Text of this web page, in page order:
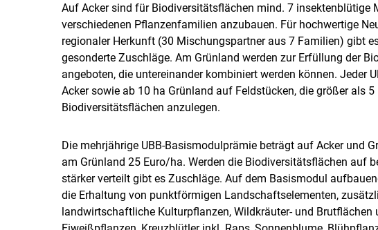
Auf Acker sind für Biodiversitätsflächen mind. 7 insektenblütige
verschiedenen Pflanzenfamilien anzubauen. Für hochwertige
regionaler Herkunft (30 Mischungspartner aus 7 Familien) gibt
gesonderte Zuschläge. Am Grünland werden zur Erfüllung der
angeboten, die untereinander kombiniert werden können. Jeder
Acker sowie ab 10 ha Grünland auf Feldstücken, die größer als
Biodiversitätsflächen anzulegen.
Die mehrjährige UBB-Basismodulprämie beträgt auf Acker und
am Grünland 25 Euro/ha. Werden die Biodiversitätsflächen auf
stärker verteilt gibt es Zuschläge. Auf dem Basismodul
die Erhaltung von punktförmigen Landschaftselementen,
landwirtschaftliche Kulturpflanzen, Wildkräuter- und Brutflächen